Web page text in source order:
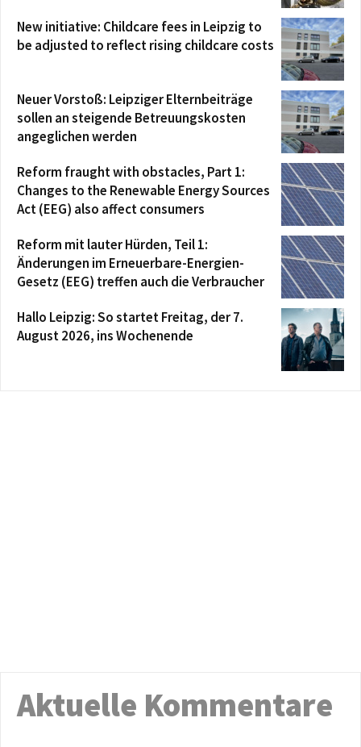
New initiative: Childcare fees in Leipzig to
be adjusted to reflect rising childcare costs
Neuer Vorstoß: Leipziger Elternbeiträge
sollen an steigende Betreuungskosten
angeglichen werden
Reform fraught with obstacles, Part 1:
Changes to the Renewable Energy Sources
Act (EEG) also affect consumers
Reform mit lauter Hürden, Teil 1:
Änderungen im Erneuerbare-Energien-
Gesetz (EEG) treffen auch die Verbraucher
Hallo Leipzig: So startet Freitag, der 7.
August 2026, ins Wochenende
Aktuelle Kommentare